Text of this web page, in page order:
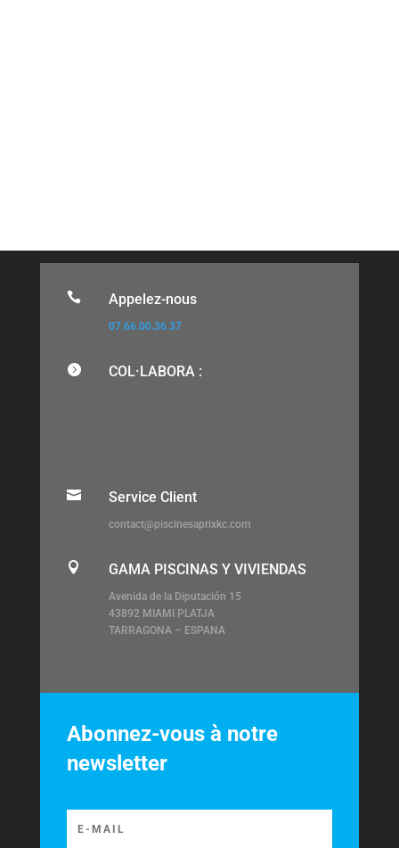
 Appelez-nous
07.66.00.36.37
 COL·LABORA :
 Service Client
contact@piscinesaprixkc.com
 GAMA PISCINAS Y VIVIENDAS
Avenida de la Diputación 15
43892 MIAMI PLATJA
TARRAGONA – ESPANA
Abonnez-vous à notre
newsletter